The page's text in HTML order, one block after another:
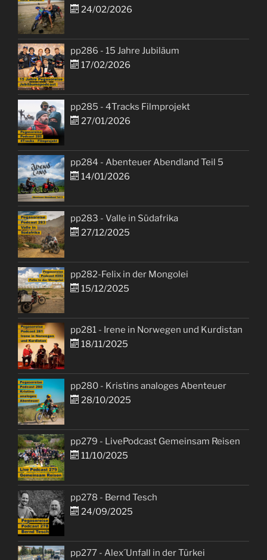
24/02/2026
pp286 - 15 Jahre Jubiläum
17/02/2026
pp285 - 4Tracks Filmprojekt
27/01/2026
pp284 - Abenteuer Abendland Teil 5
14/01/2026
pp283 - Valle in Südafrika
27/12/2025
pp282-Felix in der Mongolei
15/12/2025
pp281 - Irene in Norwegen und Kurdistan
18/11/2025
pp280 - Kristins analoges Abenteuer
28/10/2025
pp279 - LivePodcast Gemeinsam Reisen
11/10/2025
pp278 - Bernd Tesch
24/09/2025
pp277 - Alex´Unfall in der Türkei